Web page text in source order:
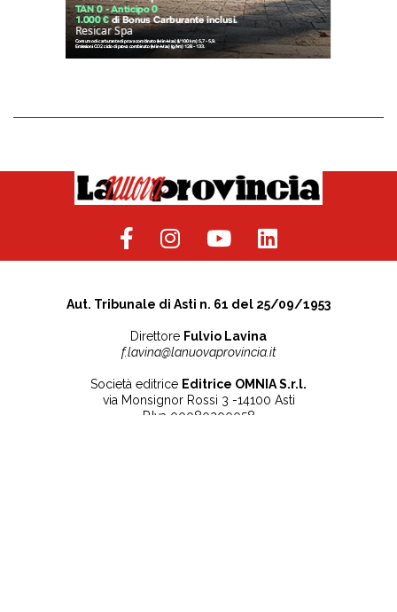
Aut. Tribunale di Asti n. 61 del 25/09/1953
Direttore Fulvio Lavina
f.lavina@lanuovaprovincia.it
Società editrice Editrice OMNIA S.r.l.
via Monsignor Rossi 3 -14100 Asti
P.Iva 00080200058